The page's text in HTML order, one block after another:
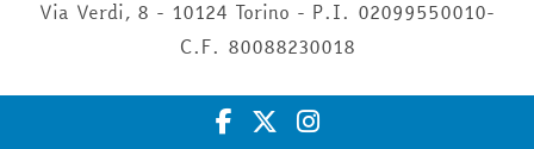
Via Verdi, 8 - 10124 Torino - P.I. 02099550010-
C.F. 80088230018